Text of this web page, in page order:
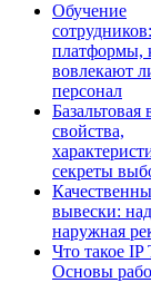
Обучение
сотрудников:
платформы,
вовлекают
персонал
Базальтовая
свойства,
секреты
вывески:
наружная
Что такое IP
Основы